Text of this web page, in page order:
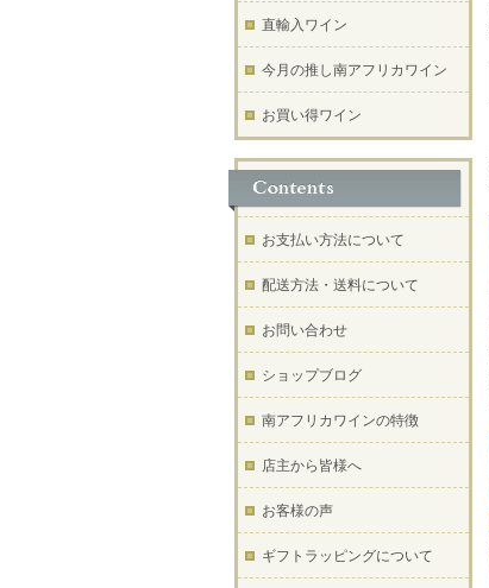
直輸入ワイン
今月の推し南アフリカワイン
お買い得ワイン
お支払い方法について
配送方法・送料について
お問い合わせ
ショップブログ
南アフリカワインの特徴
店主から皆様へ
お客様の声
ギフトラッピングについて